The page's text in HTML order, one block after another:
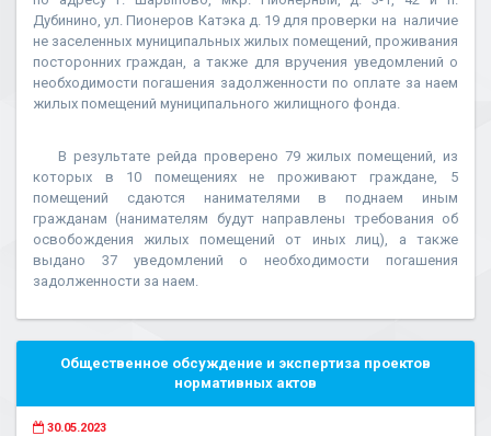
Дубинино, ул. Пионеров Катэка д. 19 для проверки на наличие
не заселенных муниципальных жилых помещений, проживания
посторонних граждан, а также для вручения уведомлений о
необходимости погашения задолженности по оплате за наем
жилых помещений муниципального жилищного фонда.
В результате рейда проверено 79 жилых помещений, из
которых в 10 помещениях не проживают граждане, 5
помещений сдаются нанимателями в поднаем иным
гражданам (нанимателям будут направлены требования об
освобождения жилых помещений от иных лиц), а также
выдано 37 уведомлений о необходимости погашения
задолженности за наем.
Общественное обсуждение и экспертиза проектов
нормативных актов
30.05.2023